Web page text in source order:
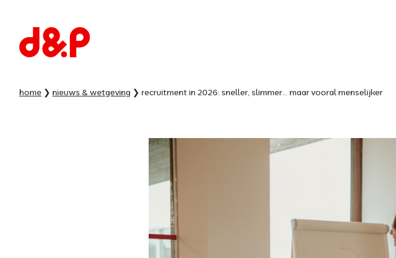
home nieuws & wetgeving recruitment in 2026: sneller, slimmer... maar vooral menselijker